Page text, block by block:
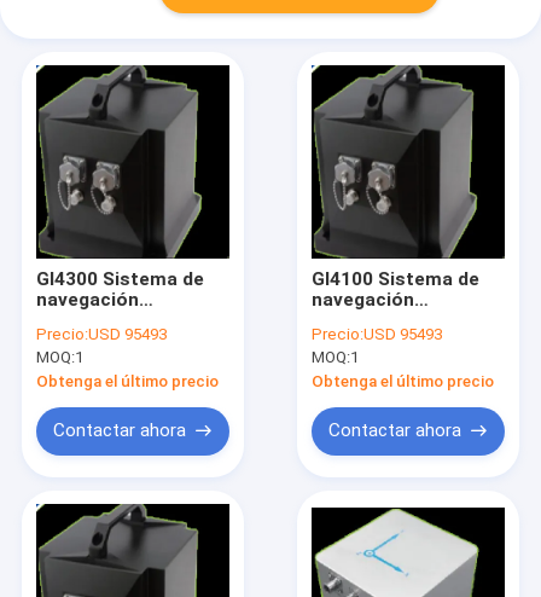
GI4300 Sistema de
navegación
óptica de alta
precisión
Precio:USD 95493
MOQ:1
Obtenga el último precio
Contactar ahora
GI4100 Sistema de
navegación
óptica de alta
precisión
Precio:USD 95493
MOQ:1
Obtenga el último precio
Contactar ahora